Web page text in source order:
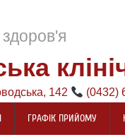
142 (0432)
ГРАФІК ПРИЙОМУ